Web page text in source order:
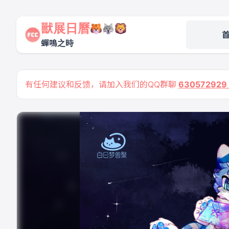
獸展日曆
蟬鳴之時
有任何建议和反馈，请加入我们的QQ群聊 630572929